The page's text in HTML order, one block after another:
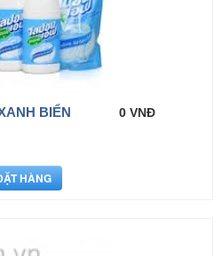
BIỂN 0 VNĐ